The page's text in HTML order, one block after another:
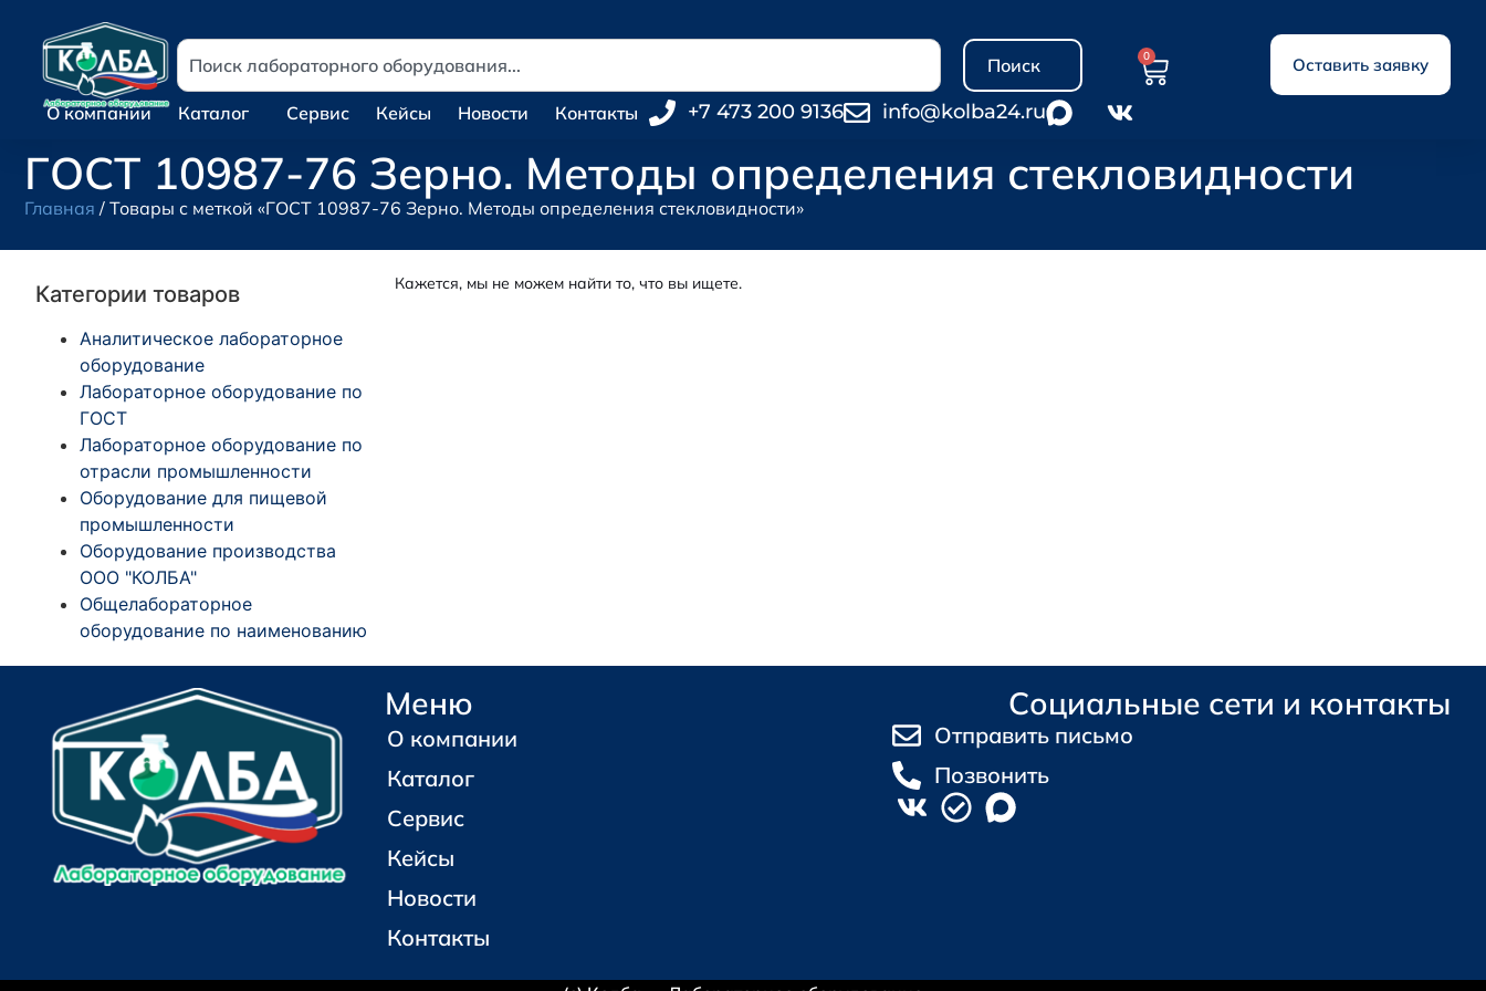
Поиск 0 Оставить заявку
О компании Каталог Сервис Кейсы Новости Контакты +7 473 200 9136 info@kolba24.ru
ГОСТ 10987-76 Зерно. Методы определения стекловидности
Главная / Товары с меткой «ГОСТ 10987-76 Зерно. Методы определения стекловидности»
Категории товаров
Аналитическое лабораторное
оборудование
Лабораторное оборудование по
ГОСТ
Лабораторное оборудование по
отрасли промышленности
Оборудование для пищевой
промышленности
Оборудование производства
ООО "КОЛБА"
Общелабораторное
оборудование по наименованию
Кажется, мы не можем найти то, что вы ищете.
Меню
О компании
Каталог
Сервис
Кейсы
Новости
Контакты
Социальные сети и контакты
Отправить письмо
Позвонить